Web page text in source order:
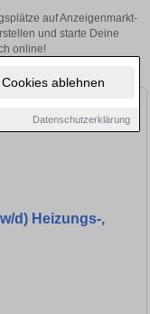
ablehnen
Datenschutzerklärung
auf Anzeigenmarkt-
und starte Deine
online!
d) Heizungs-,